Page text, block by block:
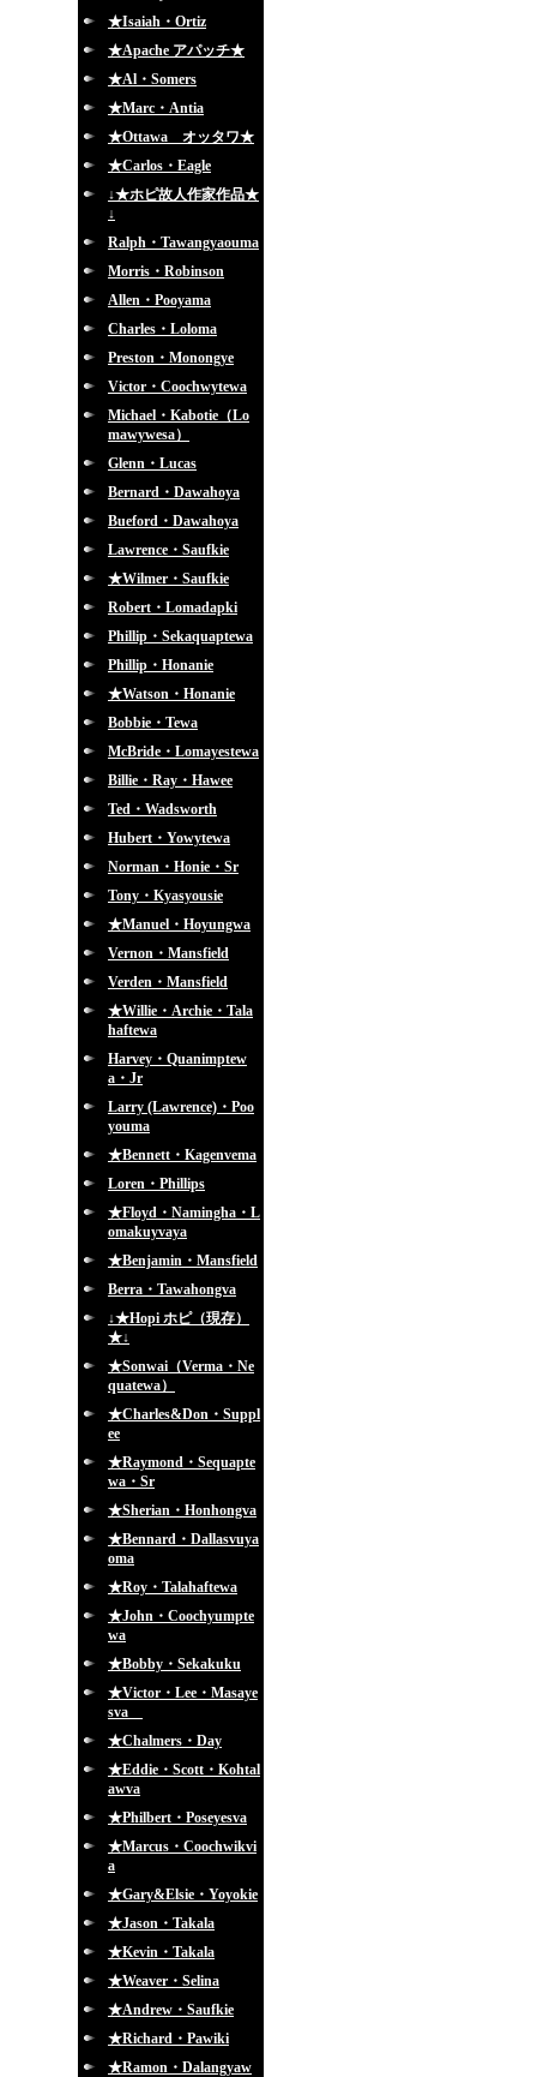
★Isaiah・Ortiz
★Apache アパッチ★
★Al・Somers
★Marc・Antia
★Ottawa オッタワ★
★Carlos・Eagle
↓★ホピ故人作家作品★
↓
Ralph・Tawangyaouma
Morris・Robinson
Allen・Pooyama
Charles・Loloma
Preston・Monongye
Victor・Coochwytewa
Michael・Kabotie（Lo
mawywesa）
Glenn・Lucas
Bernard・Dawahoya
Bueford・Dawahoya
Lawrence・Saufkie
★Wilmer・Saufkie
Robert・Lomadapki
Phillip・Sekaquaptewa
Phillip・Honanie
★Watson・Honanie
Bobbie・Tewa
McBride・Lomayestewa
Billie・Ray・Hawee
Ted・Wadsworth
Hubert・Yowytewa
Norman・Honie・Sr
Tony・Kyasyousie
★Manuel・Hoyungwa
Vernon・Mansfield
Verden・Mansfield
★Willie・Archie・Tala
haftewa
Harvey・Quanimptew
a・Jr
Larry (Lawrence)・Poo
youma
★Bennett・Kagenvema
Loren・Phillips
★Floyd・Namingha・L
omakuyvaya
★Benjamin・Mansfield
Berra・Tawahongva
↓★Hopi ホピ（現存）
★↓
★Sonwai（Verma・Ne
quatewa）
★Charles&Don・Suppl
ee
★Raymond・Sequapte
wa・Sr
★Sherian・Honhongva
★Bennard・Dallasvuya
oma
★Roy・Talahaftewa
★John・Coochyumpte
wa
★Bobby・Sekakuku
★Victor・Lee・Masaye
sva
★Chalmers・Day
★Eddie・Scott・Kohtal
awva
★Philbert・Poseyesva
★Marcus・Coochwikvi
a
★Gary&Elsie・Yoyokie
★Jason・Takala
★Kevin・Takala
★Weaver・Selina
★Andrew・Saufkie
★Richard・Pawiki
★Ramon・Dalangyaw